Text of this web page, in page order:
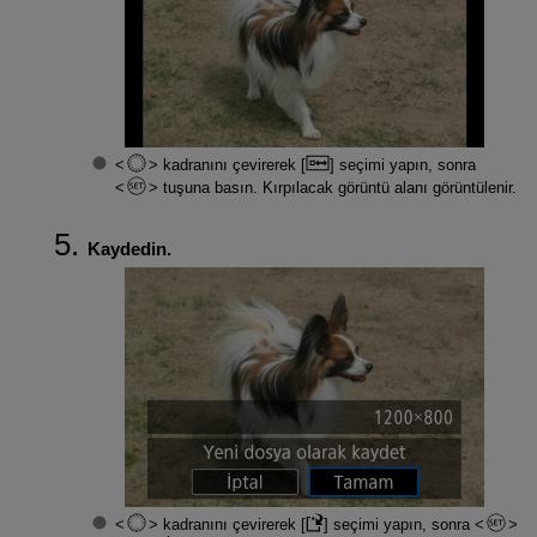
kadranını çevirerek [
] seçimi yapın, sonra
tuşuna basın. Kırpılacak görüntü alanı görüntülenir.
Kaydedin.
kadranını çevirerek [
] seçimi yapın, sonra